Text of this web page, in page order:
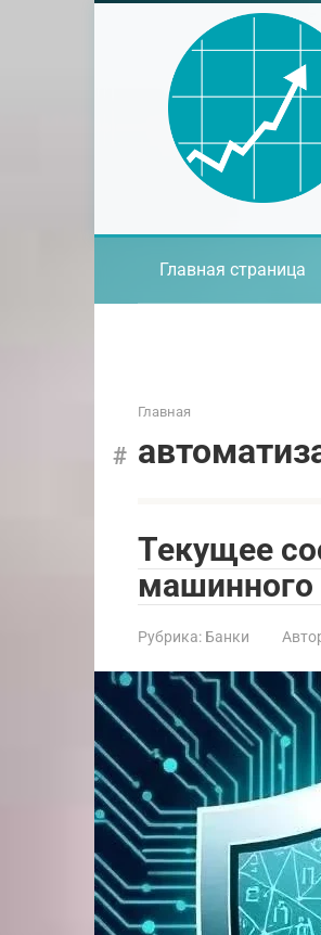
Главная страница
Главная
Текущее
машинного
Рубрика: Банки